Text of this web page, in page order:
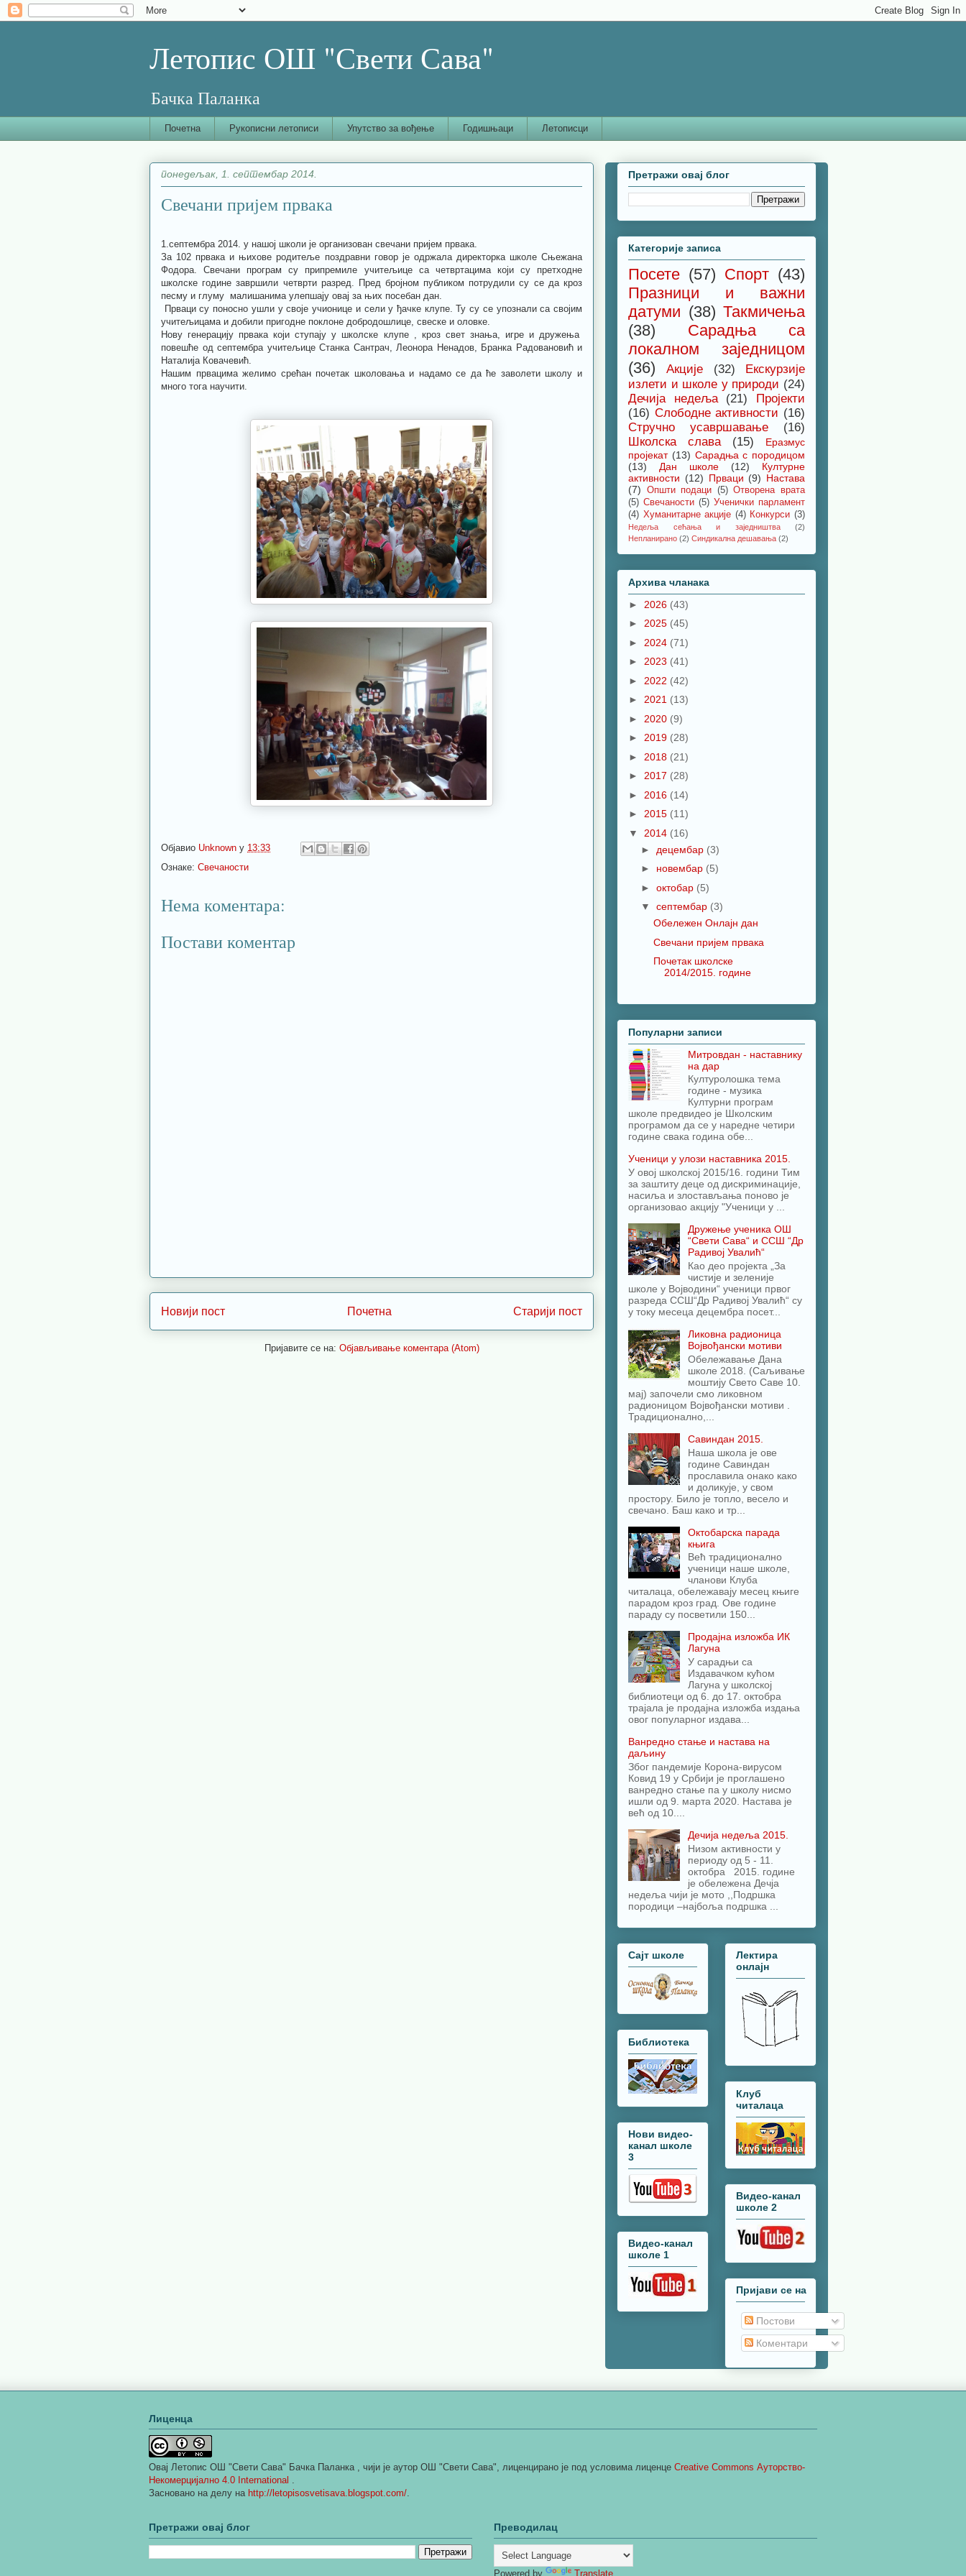
Летопис ОШ "Свети Сава"
Бачка Паланка
Почетна Рукописни летописи Упутство за вођење Годишњаци Летописци
понедељак, 1. септембар 2014.
Свечани пријем првака
1.септембра 2014. у нашој школи је организован свечани пријем првака.
За 102 првака и њихове родитеље поздравни говор је одржала директорка школе Сњежана
Фодора. Свечани програм су припремиле учитељице са четвртацима који су претходне
школске године завршили четврти разред. Пред бројном публиком потрудили су се да кроз
песму и глуму малишанима улепшају овај за њих посебан дан.
Прваци су поносно ушли у своје учионице и сели у ђачке клупе. Ту су се упознали са својим
учитељицама и добили пригодне поклоне добродошлице, свеске и оловке.
Нову генерацију првака који ступају у школске клупе , кроз свет знања, игре и дружења
повешће од септембра учитељице Станка Сантрач, Леонора Ненадов, Бранка Радовановић и
Наталија Ковачевић.
Нашим првацима желимо срећан почетак школовања и надамо се да ће заволети школу и
много тога научити.
Објавио Unknown у 13:33
Ознаке: Свечаности
Нема коментара:
Постави коментар
Новији пост Старији пост
Почетна
Пријавите се на: Објављивање коментара (Atom)
Претражи овај блог
Категорије записа
Посете (57) Спорт (43)
Празници и важни
датуми (38) Такмичења
(38)
Сарадња са
локалном заједницом
(36)
Акције (32)
Екскурзије
излети и школе у природи (24)
Дечија недеља
(21)
Пројекти
(16) Слободне активности (16)
Стручно усавршавање
(16)
Школска слава
(15)
Еразмус
пројекат (13) Сарадња с породицом
(13)
Дан школе (12)
Културне
активности (12) Прваци (9) Настава
(7)
Општи подаци (5) Отворена врата
(5) Свечаности (5) Ученички парламент
(4) Хуманитарне акције (4) Конкурси (3)
Недеља сећања и заједништва
(2)
Непланирано (2) Синдикална дешавања (2)
Архива чланака
► 2026 (43)
► 2025 (45)
► 2024 (71)
► 2023 (41)
► 2022 (42)
► 2021 (13)
► 2020 (9)
► 2019 (28)
► 2018 (21)
► 2017 (28)
► 2016 (14)
► 2015 (11)
▼ 2014 (16)
► децембар (3)
► новембар (5)
► октобар (5)
▼ септембар (3)
Обележен Онлајн дан
Свечани пријем првака
Почетак школске
2014/2015. године
Популарни записи
Митровдан - наставнику
на дар
Културолошка тема
године - музика
Културни програм
школе предвидео је Школским
програмом да се у наредне четири
године свака година обе...
Ученици у улози наставника 2015.
У овој школској 2015/16. години Тим
за заштиту деце од дискриминације,
насиља и злостављања поново је
организовао акцију "Ученици у ...
Дружење ученика ОШ
“Свети Сава“ и ССШ “Др
Радивој Увалић“
Као део пројекта „За
чистије и зеленије
школе у Војводини“ ученици првог
разреда ССШ“Др Радивој Увалић“ су
у току месеца децембра посет...
Ликовна радионица
Војвођански мотиви
Обележавање Дана
школе 2018. (Саљивање
моштију Свето Саве 10.
мај) започели смо ликовном
радионицом Војвођански мотиви .
Традиционално,...
Савиндан 2015.
Наша школа је ове
године Савиндан
прославила онако како
и доликује, у свом
простору. Било је топло, весело и
свечано. Баш како и тр...
Октобарска парада
књига
Већ традиционално
ученици наше школе,
чланови Клуба
читалаца, обележавају месец књиге
парадом кроз град. Ове године
параду су посветили 150...
Продајна изложба ИК
Лагуна
У сарадњи са
Издавачком кућом
Лагуна у школској
библиотеци од 6. до 17. октобра
трајала је продајна изложба издања
овог популарног издава...
Ванредно стање и настава на
даљину
Због пандемије Корона-вирусом
Ковид 19 у Србији је проглашено
ванредно стање па у школу нисмо
ишли од 9. марта 2020. Настава је
већ од 10....
Дечија недеља 2015.
Низом активности у
периоду од 5 - 11.
октобра 2015. године
је обележена Дечја
недеља чији је мото ,,Подршка
породици –најбоља подршка ...
Сајт школе
Библиотека
Нови видео-
канал школе
3
Видео-канал
школе 1
Лектира
онлајн
Клуб
читалаца
Видео-канал
школе 2
Пријави се на
Постови
Коментари
Лиценца
Овај Летопис ОШ "Свети Сава" Бачка Паланка, чији је аутор ОШ "Свети Сава", лиценцирано је под условима лиценце Creative Commons Ауторство-
Некомерцијално 4.0 International .
Засновано на делу на http://letopisosvetisava.blogspot.com/.
Претражи овај блог Преводилац
Powered by Translate